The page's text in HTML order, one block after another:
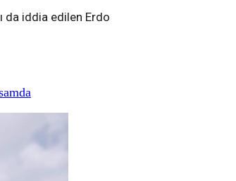
da iddia edilen Erdo